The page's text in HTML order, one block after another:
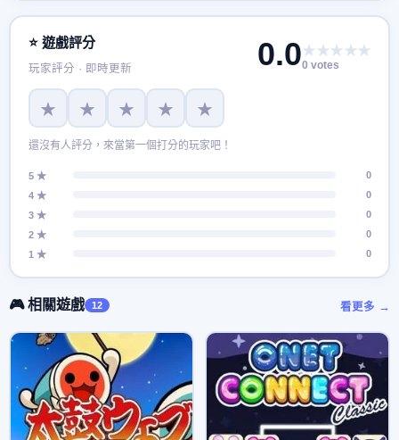
和家人一起玩這款出色的基於技能的休閒遊戲，一起享受春天
⭐ 遊戲評分
玩家評分 · 即時更新 0.0★★★★★
0 votes
★ ★ ★ ★ ★
還沒有人評分，來當第一個打分的玩家吧！
5 ★
0
4 ★
0
3 ★
0
2 ★
0
1 ★
0
🎮 相關遊戲 12 看更多 →